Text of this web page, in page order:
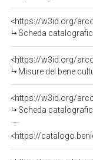
<https://w3id.org/
Scheda
<https://w3id.org/
Misure del bene
<https://w3id.org/
Scheda
<https://